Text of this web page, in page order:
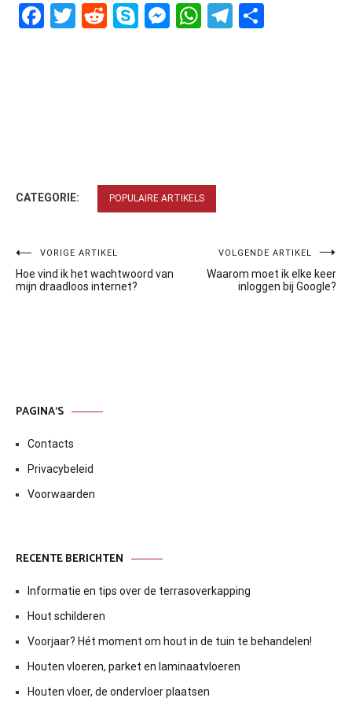
Facebook
Twitter
RedditSkypeMessenger
WhatsApp
Telegram
CATEGORIE: POPULAIRE ARTIKELS
Bericht
navigatie
VORIGE ARTIKEL
Hoe vind ik het wachtwoord van
mijn draadloos internet?
VOLGENDE ARTIKEL
Waarom moet ik elke keer
inloggen bij Google?
PAGINA’S
Contacts
Privacybeleid
Voorwaarden
RECENTE BERICHTEN
Informatie en tips over de terrasoverkapping
Hout schilderen
Voorjaar? Hét moment om hout in de tuin te behandelen!
Houten vloeren, parket en laminaatvloeren
Houten vloer, de ondervloer plaatsen